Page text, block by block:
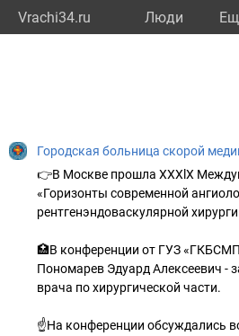
Vrachi34.ru Люди
Городская больница скорой
👉В Москве прошла XXXlX
«Горизонты современной
рентгенэндоваскулярной
🏥В конференции от ГУЗ
Пономарев Эдуард Алексеевич -
врача по хирургической части.
☝На конференции обсуждались